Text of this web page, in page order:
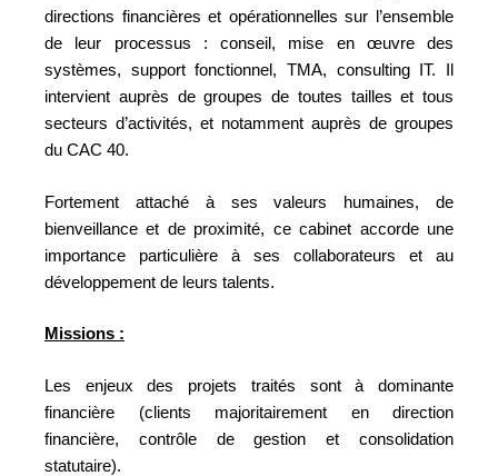
directions financières et opérationnelles sur l’ensemble
de leur processus : conseil, mise en œuvre des
systèmes, support fonctionnel, TMA, consulting IT. Il
intervient auprès de groupes de toutes tailles et tous
secteurs d’activités, et notamment auprès de groupes
du CAC 40.
Fortement attaché à ses valeurs humaines, de
bienveillance et de proximité, ce cabinet accorde une
importance particulière à ses collaborateurs et au
développement de leurs talents.
Missions :
Les enjeux des projets traités sont à dominante
financière (clients majoritairement en direction
financière, contrôle de gestion et consolidation
statutaire).